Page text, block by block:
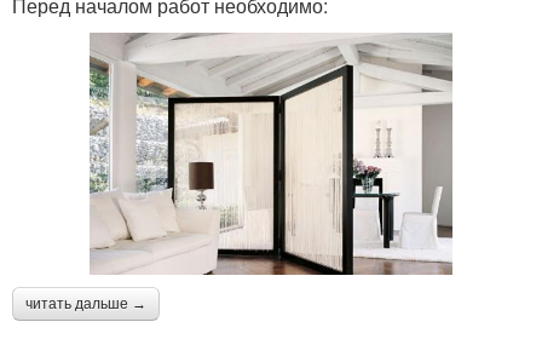
Перед началом работ необходимо:
читать дальше →